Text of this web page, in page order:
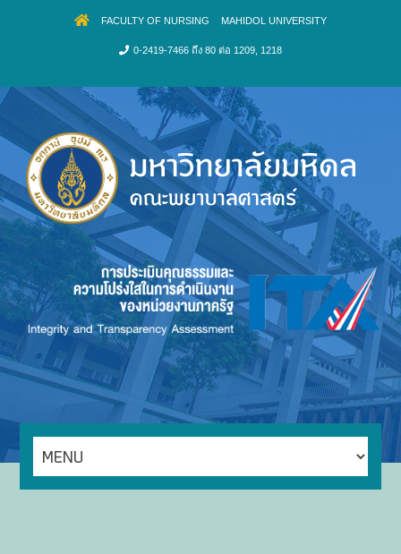
FACULTY OF NURSING MAHIDOL UNIVERSITY
0-2419-7466 ถึง 80 ต่อ 1209, 1218